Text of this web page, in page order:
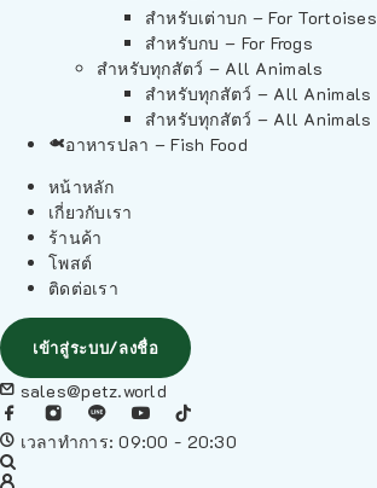
สำหรับเต่าบก – For Tortoises
สำหรับกบ – For Frogs
สำหรับทุกสัตว์ – All Animals
สำหรับทุกสัตว์ – All Animals
สำหรับทุกสัตว์ – All Animals
อาหารปลา – Fish Food
หน้าหลัก
เกี่ยวกับเรา
ร้านค้า
โพสต์
ติดต่อเรา
เข้าสู่ระบบ/ลงชื่อ
sales@petz.world
เวลาทำการ: 09:00 - 20:30